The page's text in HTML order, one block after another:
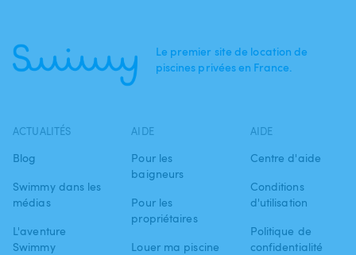
Le premier site de location de
piscines privées en France.
ACTUALITÉS
Blog
Swimmy dans les
médias
L'aventure
Swimmy
AIDE
Pour les
baigneurs
Pour les
propriétaires
Louer ma piscine
AIDE
Centre d'aide
Conditions
d'utilisation
Politique de
confidentialité